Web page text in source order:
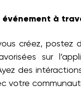
à
créez, postez
sur
des
votre